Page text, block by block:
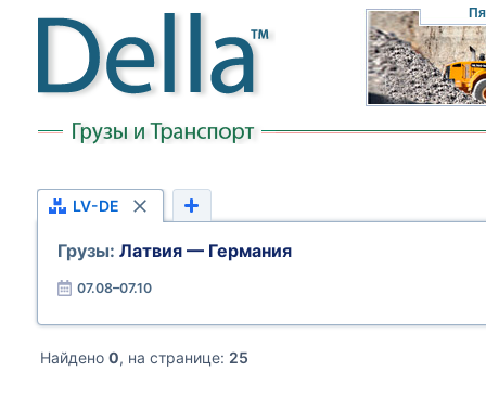
LV-DE
Грузы: Латвия — Германия
07.08–07.10
Найдено 0, на странице: 25